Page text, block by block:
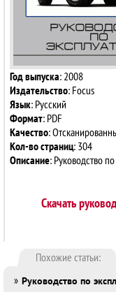
Год выпуска: 2008
Издательство: Focus
Язык: Русский
Формат: PDF
Качество:
Кол-во страниц: 304
Описание: Руководство
Скачать
Похожие статьи:
» Руководство по